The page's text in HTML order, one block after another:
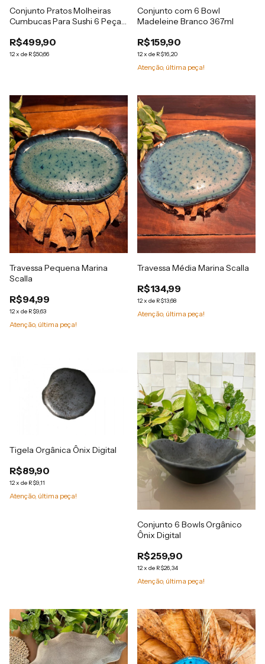
Conjunto Pratos Molheiras
Cumbucas Para Sushi 6 Peças
R$499,90
12x de R$50,66
Conjunto com 6 Bowl
Madeleine Branco 367ml
R$159,90
12x de R$16,20
Atenção, última peça!
Travessa Pequena Marina
Scalla
R$94,99
12x de R$9,63
Atenção, última peça!
Travessa Média Marina Scalla
R$134,99
12x de R$13,68
Atenção, última peça!
Tigela Orgânica Ônix Digital
R$89,90
12x de R$9,11
Atenção, última peça!
Conjunto 6 Bowls Orgânico
Ônix Digital
R$259,90
12x de R$26,34
Atenção, última peça!